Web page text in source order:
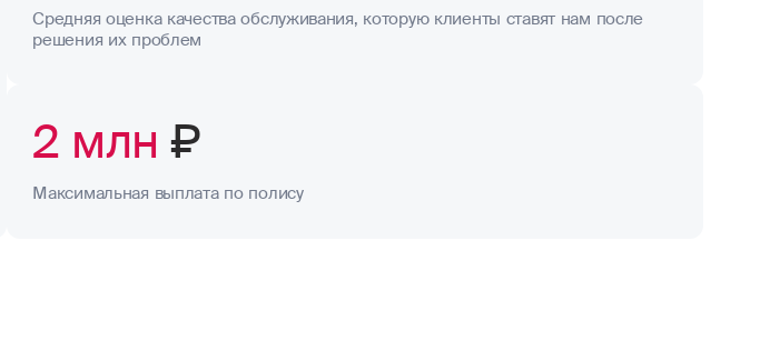
Средняя оценка качества обслуживания, которую клиенты ставят нам после
решения их проблем
2 млн ₽
Максимальная выплата по полису